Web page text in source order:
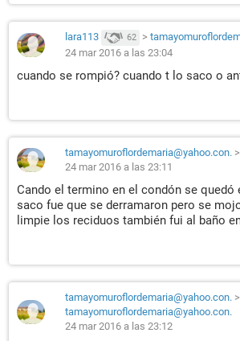
lara113 62 >
24 mar 2016 a las 23:04
cuando se rompió? cuando t lo saco o
tamayomuroflordemaria@yahoo.con. >
24 mar 2016 a las 23:11
Cando el termino en el condón se quedó
saco fue que se derramaron pero se
limpie los reciduos también fui al baño
tamayomuroflordemaria@yahoo.con. >
tamayomuroflordemaria@yahoo.con.
24 mar 2016 a las 23:12